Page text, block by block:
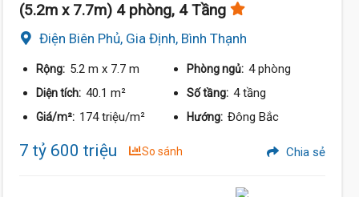
7.6 Tỷ
(5.2m x 7.7m) 4 phòng, 4 Tầng
Điện Biên Phủ, Gia Định, Bình Thạnh
Rộng: 5.2 m x 7.7 m Phòng ngủ: 4 phòng
Diện tích: 40.1 m² Số tầng: 4 tầng
Giá/m²: 174 triệu/m² Hướng: Đông Bắc
7 tỷ 600 triệu So sánh Chia sẻ